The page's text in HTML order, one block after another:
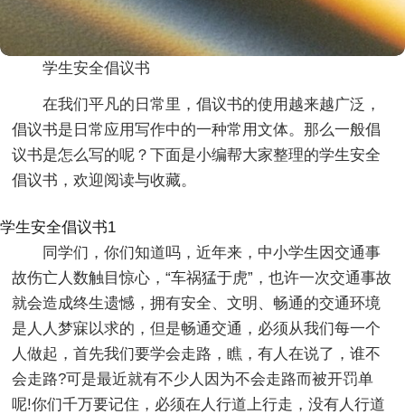
学生安全倡议书
在我们平凡的日常里，倡议书的使用越来越广泛，
倡议书是日常应用写作中的一种常用文体。那么一般倡
议书是怎么写的呢？下面是小编帮大家整理的学生安全
倡议书，欢迎阅读与收藏。
学生安全倡议书1
同学们，你们知道吗，近年来，中小学生因交通事
故伤亡人数触目惊心，“车祸猛于虎”，也许一次交通事故
就会造成终生遗憾，拥有安全、文明、畅通的交通环境
是人人梦寐以求的，但是畅通交通，必须从我们每一个
人做起，首先我们要学会走路，瞧，有人在说了，谁不
会走路?可是最近就有不少人因为不会走路而被开罚单
呢!你们千万要记住，必须在人行道上行走，没有人行道